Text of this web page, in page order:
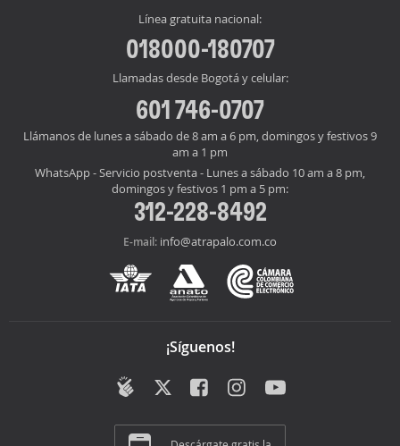
Línea gratuita nacional:
018000-180707
Llamadas desde Bogotá y celular:
601 746-0707
Llámanos de lunes a sábado de 8 am a 6 pm, domingos y festivos 9
am a 1 pm
WhatsApp - Servicio postventa - Lunes a sábado 10 am a 8 pm,
domingos y festivos 1 pm a 5 pm:
312-228-8492
E-mail: info@atrapalo.com.co
¡Síguenos!